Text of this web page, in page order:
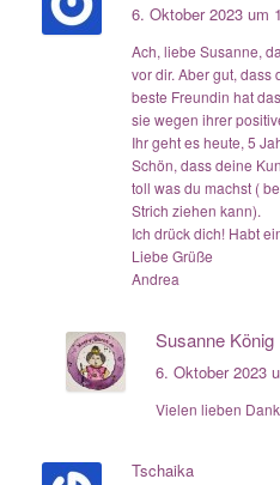
6. Oktober 2023 um
Ach, liebe Susanne,
vor dir. Aber gut, dass
beste Freundin hat
sie wegen ihrer
Ihr geht es heute, 5
Schön, dass deine
toll was du machst (
Strich ziehen kann).
Ich drück dich! Habt
Liebe Grüße
Andrea
Susanne König
6. Oktober 2023
Vielen lieben
Tschaika